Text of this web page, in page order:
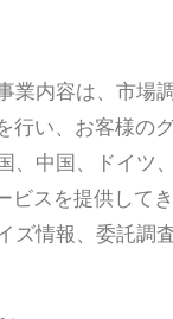
業内容は、市場
行い、お客様の
中国、ドイツ
スを提供してき
情報、委託調